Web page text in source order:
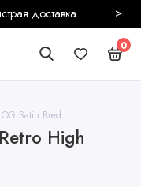
>
0
Satin Bred
High